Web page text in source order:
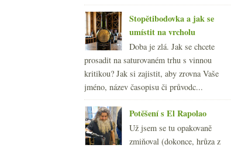
Stopětibodovka a jak se
umístit na vrcholu
Doba je zlá. Jak se chcete
prosadit na saturovaném trhu s vinnou
kritikou? Jak si zajistit, aby zrovna Vaše
jméno, název časopisu či průvodc...
Potěšení s El Rapolao
Už jsem se tu opakovaně
zmiňoval (dokonce, hrůza z